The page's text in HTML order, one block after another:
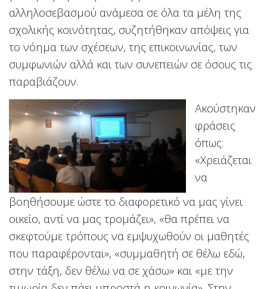
αλληλοσεβασμού ανάμεσα σε όλα τα μέλη της
σχολικής κοινότητας, συζητήθηκαν απόψεις για
το νόημα των σχέσεων, της επικοινωνίας, των
συμφωνιών αλλά και των συνεπειών σε όσους τις
παραβιάζουν.
Ακούστηκαν
φράσεις
όπως:
«Χρειάζεται
να
βοηθήσουμε ώστε το διαφορετικό να μας γίνει
οικείο, αντί να μας τρομάζει», «θα πρέπει να
σκεφτούμε τρόπους να εμψυχωθούν οι μαθητές
που παραφέρονται», «συμμαθητή σε θέλω εδώ,
στην τάξη, δεν θέλω να σε χάσω» και «με την